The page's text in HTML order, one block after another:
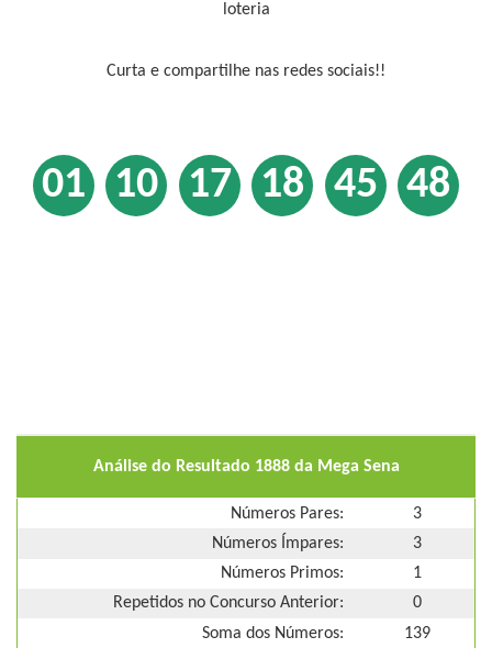
loteria
Curta e compartilhe nas redes sociais!!
01 10 17 18 45 48
Análise do Resultado 1888 da Mega Sena
Números Pares:
3
Números Ímpares:
3
Números Primos:
1
Repetidos no Concurso Anterior:
0
Soma dos Números:
139